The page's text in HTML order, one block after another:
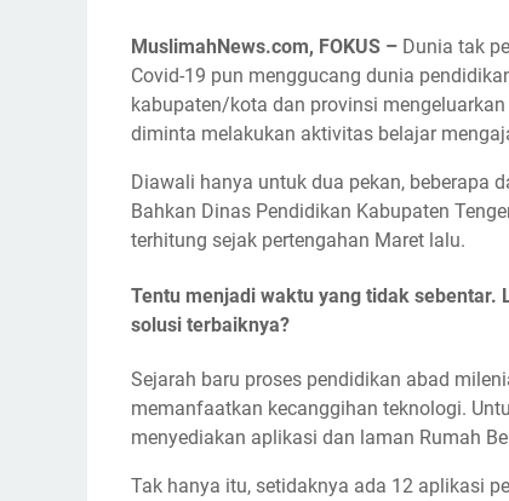
MuslimahNews.com, FOKUS – Dunia tak
Covid-19 pun menggucang dunia
kabupaten/kota dan provinsi
diminta melakukan aktivitas belajar
Diawali hanya untuk dua pekan, beberapa
Bahkan Dinas Pendidikan Kabupaten
terhitung sejak pertengahan Maret lalu.
Tentu menjadi waktu yang tidak sebentar.
solusi terbaiknya?
Sejarah baru proses pendidikan abad
memanfaatkan kecanggihan teknologi.
menyediakan aplikasi dan laman Rumah
Tak hanya itu, setidaknya ada 12 aplikasi